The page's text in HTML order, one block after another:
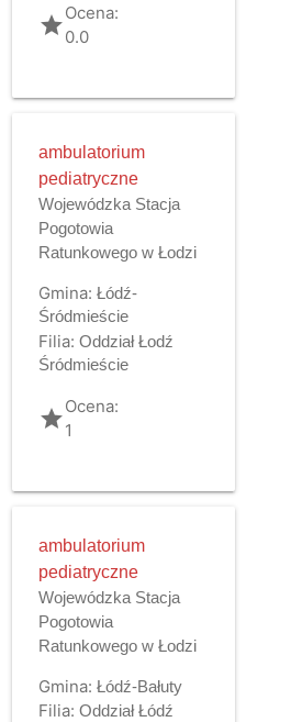
gradeOcena:
0.0
ambulatorium
pediatryczne
Wojewódzka Stacja
Pogotowia
Ratunkowego w Łodzi
Gmina: Łódź-
Śródmieście
Filia: Oddział Łodź
Śródmieście
gradeOcena:
1
ambulatorium
pediatryczne
Wojewódzka Stacja
Pogotowia
Ratunkowego w Łodzi
Gmina: Łódź-Bałuty
Filia: Oddział Łódź